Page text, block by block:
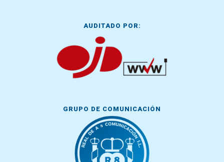
AUDITADO POR:
GRUPO DE COMUNICACIÓN